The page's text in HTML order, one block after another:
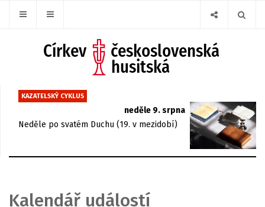
KAZATELSKÝ CYKLUS
neděle 9. srpna
Neděle po svatém Duchu (19. v mezidobí)
Kalendář událostí